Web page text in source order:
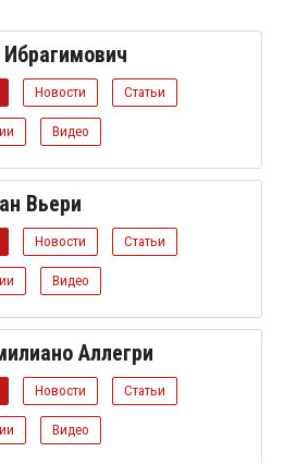
Новости Статьи
Видео
Вьери
Новости Статьи
Видео
Аллегри
Новости Статьи
Видео